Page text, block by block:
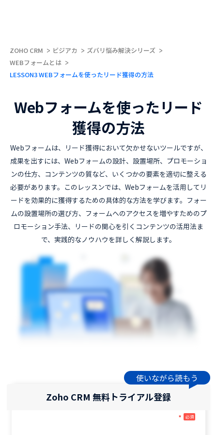
ZOHO CRM ビジアカ
ズバリ悩み解決シリーズ
WEBフォームとは
LESSON3 WEBフォームを使ったリード獲得の方法
Webフォームを使ったリード
獲得の方法
Webフォームは、リード獲得において欠かせないツールですが、
成果を出すには、Webフォームの設計、設置場所、プロモーショ
ンの仕方、コンテンツの質など、いくつかの要素を適切に整える
必要があります。このレッスンでは、Webフォームを活用してリ
ードを効果的に獲得するための具体的な方法を学びます。フォー
ムの設置場所の選び方、フォームへのアクセスを増やすためのプ
ロモーション手法、リードの関心を引くコンテンツの活用法ま
で、実践的なノウハウを詳しく解説します。
Zoho CRM 無料トライアル登録
使いながら読もう
* 必須